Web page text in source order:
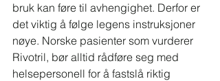
bruk kan føre til avhengighet. Derfor er
det viktig å følge legens instruksjoner
nøye. Norske pasienter som vurderer
Rivotril, bør alltid rådføre seg med
helsepersonell for å fastslå riktig